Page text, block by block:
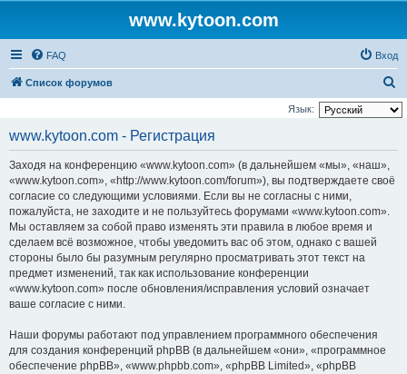
www.kytoon.com
FAQ Вход
Список форумов
о
Язык:
www.kytoon.com - Регистрация
Заходя на конференцию «www.kytoon.com» (в дальнейшем «мы», «наш»,
«www.kytoon.com», «http://www.kytoon.com/forum»), вы подтверждаете своё
согласие со следующими условиями. Если вы не согласны с ними,
пожалуйста, не заходите и не пользуйтесь форумами «www.kytoon.com».
Мы оставляем за собой право изменять эти правила в любое время и
сделаем всё возможное, чтобы уведомить вас об этом, однако с вашей
стороны было бы разумным регулярно просматривать этот текст на
предмет изменений, так как использование конференции
«www.kytoon.com» после обновления/исправления условий означает
ваше согласие с ними.
Наши форумы работают под управлением программного обеспечения
для создания конференций phpBB (в дальнейшем «они», «программное
обеспечение phpBB», «www.phpbb.com», «phpBB Limited», «phpBB